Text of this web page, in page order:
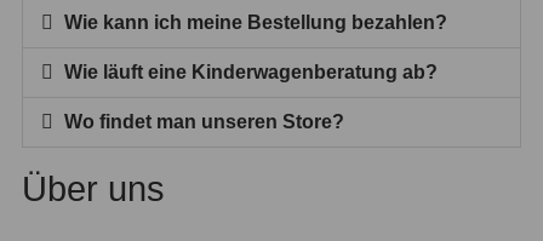
Wie kann ich meine Bestellung bezahlen?
Wie läuft eine Kinderwagenberatung ab?
Wo findet man unseren Store?
Über uns